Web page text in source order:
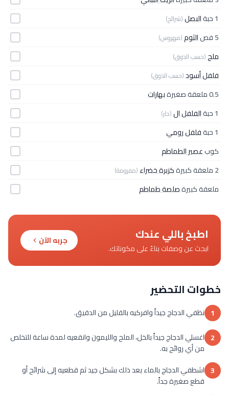
1 حبة
البصل(شرائح)
5 فص الثوم(مهروس)
ملح(حسب الذوق)
فلفل أسود(حسب الذوق)
0.5 ملعقة صغيرة
بهارات
1 حبة
الفلفل ال(حار)
1 حبة
فلفل رومي
كوبعصير الطماطم
2 ملعقة كبيرة
كزبرة خضراء(مفرومة)
ملعقة كبيرةصلصة طماطم
اطبخ باللي عندك
ابحث عن وصفات بناءً على مكوناتك.
جربه الآن
خطوات التحضير
1 نظفي الدجاج جيداً وافركيه بالقليل من الدقيق.
2 اغسلي الدجاج جيداً بالخل، الملح والليمون وانقعيه لمدة ساعة للتخلص
من أي روائح به.
3 اشطفي الدجاج بالماء بعد ذلك بشكل جيد ثم قطعيه إلى شرائح أو
قطع صغيرة جداً.